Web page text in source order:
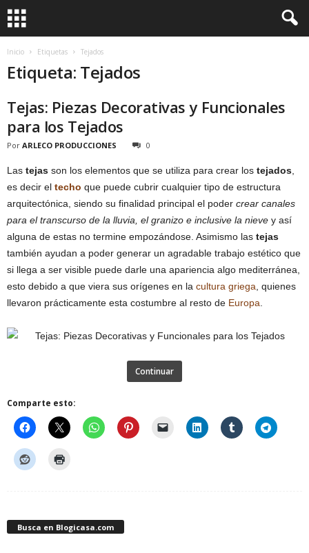
Inicio Etiquetas Tejados
Etiqueta: Tejados
Tejas: Piezas Decorativas y Funcionales
para los Tejados
Por ARLECO PRODUCCIONES 0
Las tejas son los elementos que se utiliza para crear los tejados
es decir el techo que puede cubrir cualquier tipo de estructura
arquitectónica, siendo su finalidad principal el poder crear canales
para el transcurso de la lluvia, el granizo e inclusive la nieve y así
alguna de estas no termine empozándose. Asimismo las tejas
también ayudan a poder generar un agradable trabajo estético que
si llega a ser visible puede darle una apariencia algo mediterránea,
esto debido a que viera sus orígenes en la cultura griega , quienes
llevaron prácticamente esta costumbre al resto de Europa
Continuar
Comparte esto:
Busca en Blogicasa.com